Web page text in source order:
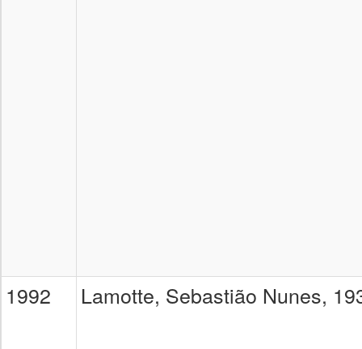
1992 Lamotte, Sebastião Nunes,